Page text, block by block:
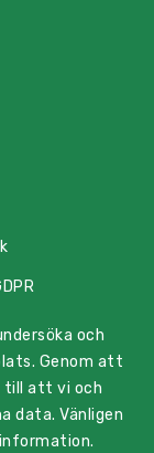
och
Genom att
till att vi och
data. Vänligen